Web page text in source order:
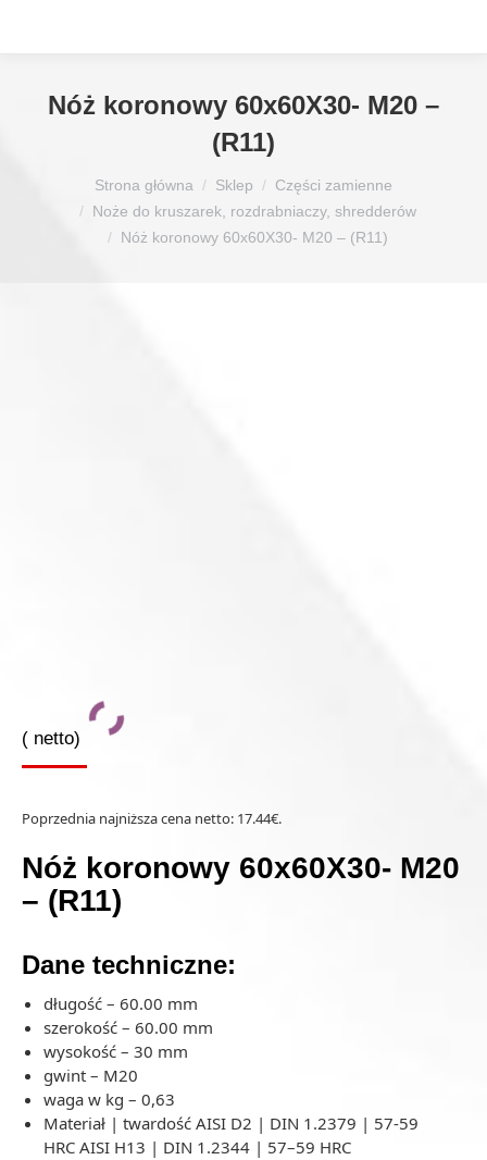
Nóż koronowy 60x60X30- M20 –
(R11)
Strona główna Sklep
Części zamienne
Noże do kruszarek, rozdrabniaczy, shredderów
Nóż koronowy 60x60X30- M20 – (R11)
( netto)
Poprzednia najniższa cena netto: 17.44€.
Nóż koronowy 60x60X30- M20
– (R11)
Dane techniczne:
długość – 60.00 mm
szerokość – 60.00 mm
wysokość – 30 mm
gwint – M20
waga w kg – 0,63
Materiał | twardość AISI D2 | DIN 1.2379 | 57-59
HRC AISI H13 | DIN 1.2344 | 57–59 HRC